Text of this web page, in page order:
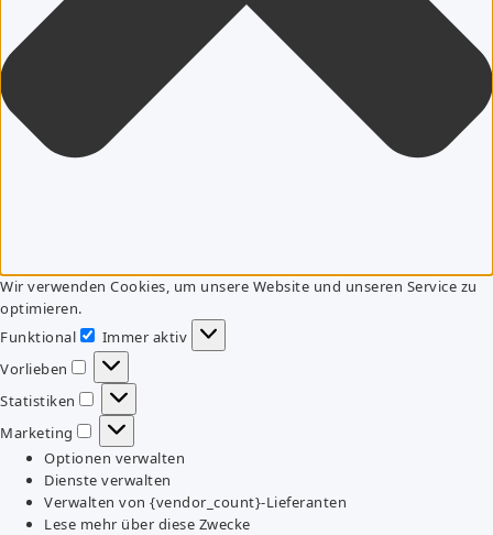
Wir verwenden Cookies, um unsere Website und unseren Service zu
optimieren.
Funktional
Funktional
Immer aktiv
Vorlieben
Vorlieben
Statistiken
Statistiken
Marketing
Marketing
Optionen verwalten
Dienste verwalten
Verwalten von {vendor_count}-Lieferanten
Lese mehr über diese Zwecke